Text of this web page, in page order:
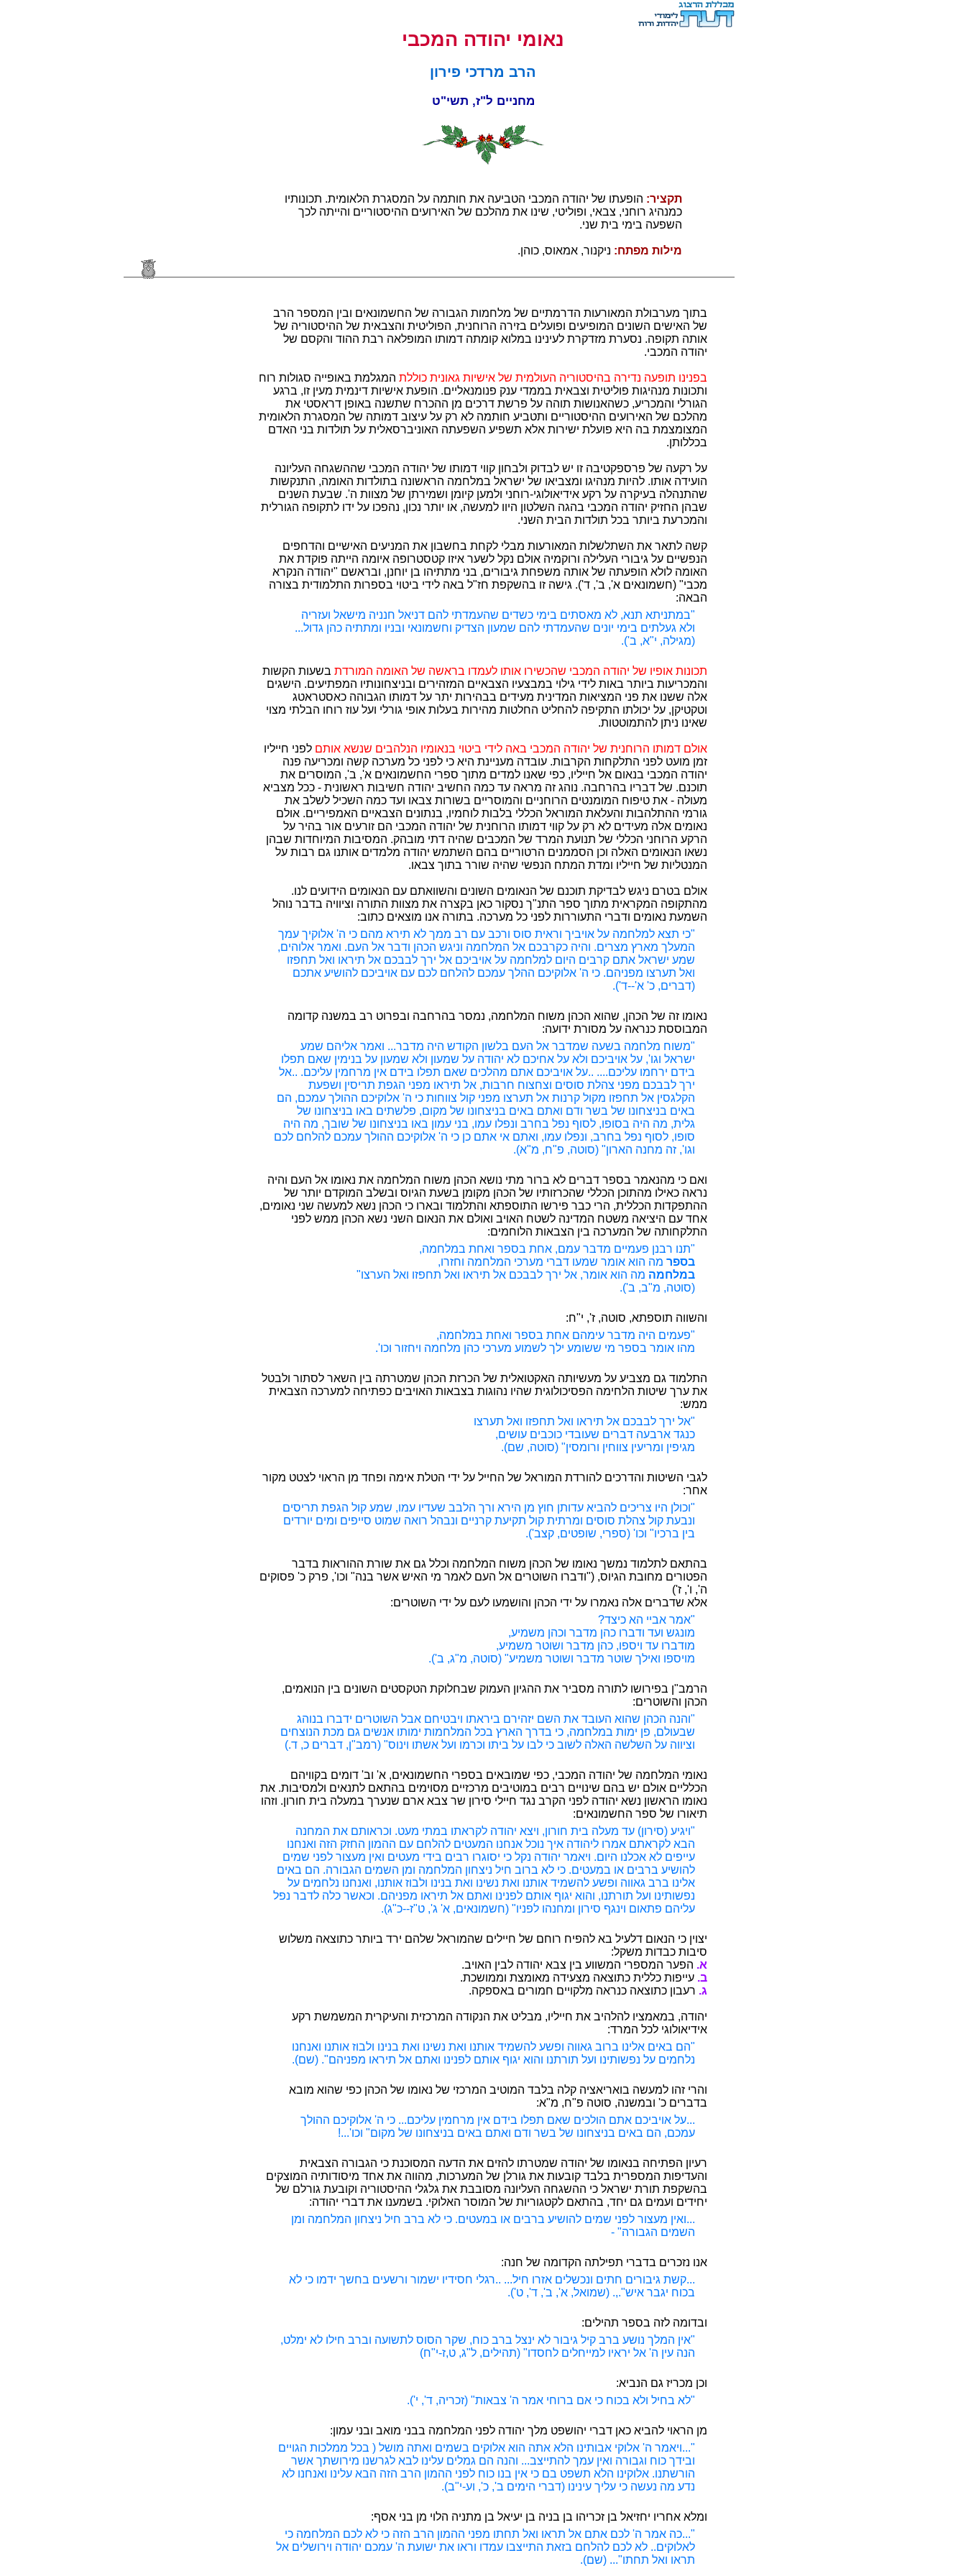
נאומי יהודה המכבי
הרב מרדכי פירון
מחניים ל"ז, תשי"ט
תקציר: הופעתו של יהודה המכבי הטביעה את חותמה על המסגרת הלאומית. תכונותיו
כמנהיג רוחני, צבאי, ופוליטי, שינו את מהלכם של האירועים ההיסטוריים והייתה לכך
השפעה בימי בית שני.
מילות מפתח: ניקנור, אמאוס, כוהן.
בתוך מערבולת המאורעות הדרמתיים של מלחמות הגבורה של החשמונאים ובין המספר הרב
של האישים השונים המופיעים ופועלים בזירה הרוחנית, הפוליטית והצבאית של ההיסטוריה של
אותה תקופה. נסערת מזדקרת לעינינו במלוא קומתה דמותו המופלאה רבת ההוד והקסם של
יהודה המכבי.
בפנינו תופעה נדירה בהיסטוריה העולמית של אישיות גאונית כוללת המגלמת באופייה סגולות רוח
ותכונות מנהיגות פוליטית וצבאית בממדי ענק פנומנאליים. הופעת אישיות דינמית מעין זו, ברגע
הגורלי והמכריע, כשהאנושות תוהה על פרשת דרכים מן ההכרח שתשנה באופן דראסטי את
מהלכם של האירועים ההיסטוריים ותטביע חותמה לא רק על עיצוב דמותה של המסגרת הלאומית
המצומצמת בה היא פועלת ישירות אלא תשפיע השפעתה האוניברסאלית על תולדות בני האדם
בכללותן.
על רקעה של פרספקטיבה זו יש לבדוק ולבחון קווי דמותו של יהודה המכבי שההשגחה העליונה
הועידה אותו. להיות מנהיגו ומצביאו של ישראל במלחמה הראשונה בתולדות האומה, התנקשות
שהתנהלה בעיקרה על רקע אידיאולוגי-רוחני ולמען קיומן ושמירתן של מצוות ה'. שבעת השנים
שבהן החזיק יהודה המכבי בהגה השלטון היוו למעשה, או יותר נכון, נהפכו על ידו לתקופה הגורלית
והמכרעת ביותר בכל תולדות הבית השני.
קשה לתאר את השתלשלות המאורעות מבלי לקחת בחשבון את המניעים האישיים והדחפים
הנפשיים על גיבורי העלילה ורוקמיה אולם נקל לשער איזו קטסטרופה איומה הייתה פוקדת את
האומה לולא הופעתה של אותה משפחת גיבורים, בני מתתיהו בן יוחנן, ובראשם "יהודה הנקרא
מכבי" (חשמונאים א', ב', ד'). גישה זו בהשקפת חז"ל באה לידי ביטוי בספרות התלמודית בצורה
הבאה:
"במתניתא תנא, לא מאסתים בימי כשדים שהעמדתי להם דניאל חנניה מישאל ועזריה
ולא געלתים בימי יונים שהעמדתי להם שמעון הצדיק וחשמונאי ובניו ומתתיה כהן גדול...
(מגילה, י"א, ב').
תכונות אופיו של יהודה המכבי שהכשירו אותו לעמדו בראשה של האומה המורדת בשעות הקשות
והמכריעות ביותר באות לידי גילוי במבצעיו הצבאיים המזהירים ובניצחונותיו המפתיעים. הישגים
אלה ששנו את פני המציאות המדינית מעידים בבהירות יתר על דמותו הגבוהה כאסטראטג
וטקטיקן, על יכולתו התקיפה להחליט החלטות מהירות בעלות אופי גורלי ועל עוז רוחו הבלתי מצוי
שאינו ניתן להתמוטטות.
אולם דמותו הרוחנית של יהודה המכבי באה לידי ביטוי בנאומיו הנלהבים שנשא אותם לפני חייליו
זמן מועט לפני התלקחות הקרבות. עובדה מעניינת היא כי לפני כל מערכה קשה ומכריעה פנה
יהודה המכבי בנאום אל חייליו, כפי שאנו למדים מתוך ספרי החשמונאים א', ב', המוסרים את
תוכנם. של דבריו בהרחבה. נוהג זה מראה עד כמה החשיב יהודה חשיבות ראשונית - ככל מצביא
מעולה - את טיפוח המומנטים הרוחניים והמוסריים בשורות צבאו ועד כמה השכיל לשלב את
גורמי ההתלהבות והעלאת המוראל הכללי בלבות לוחמיו, בנתונים הצבאיים האמפיריים. אולם
נאומים אלה מעידים לא רק על קווי דמותו הרוחנית של יהודה המכבי הם זורעים אור בהיר על
הרקע הרוחני הכללי של תנועת המרד של המכבים שהיה דתי מובהק. המסיבות המיוחדות שבהן
נשאו הנאומים האלה וכן הסממנים הרטוריים בהם השתמש יהודה מלמדים אותנו גם רבות על
המנטליות של חייליו ומדת המתח הנפשי שהיה שורר בתוך צבאו.
אולם בטרם ניגש לבדיקת תוכנם של הנאומים השונים והשוואתם עם הנאומים הידועים לנו.
מהתקופה המקראית מתוך ספר התנ"ך נסקור כאן בקצרה את מצוות התורה וציוויה בדבר נוהל
השמעת נאומים ודברי התעוררות לפני כל מערכה. בתורה אנו מוצאים כתוב:
"כי תצא למלחמה על אויביך וראית סוס ורכב עם רב ממך לא תירא מהם כי ה' אלוקיך עמך
המעלך מארץ מצרים. והיה כקרבכם אל המלחמה וניגש הכהן ודבר אל העם. ואמר אלוהים,
שמע ישראל אתם קרבים היום למלחמה על אויביכם אל ירך לבבכם אל תיראו ואל תחפזו
ואל תערצו מפניהם. כי ה' אלוקיכם ההלך עמכם להלחם לכם עם אויביכם להושיע אתכם
(דברים, כ' א'--ד').
נאומו זה של הכהן, שהוא הכהן משוח המלחמה, נמסר בהרחבה ובפרוט רב במשנה קדומה
המבוססת כנראה על מסורת ידועה:
"משוח מלחמה בשעה שמדבר אל העם בלשון הקודש היה מדבר... ואמר אליהם שמע
ישראל וגו', על אויביכם ולא על אחיכם לא יהודה על שמעון ולא שמעון על בנימין שאם תפלו
בידם ירחמו עליכם.... ..על אויביכם אתם מהלכים שאם תפלו בידם אין מרחמין עליכם. ..אל
ירך לבבכם מפני צהלת סוסים וצחצוח חרבות, אל תיראו מפני הגפת תריסין ושפעת
הקלגסין אל תחפזו מקול קרנות אל תערצו מפני קול צווחות כי ה' אלוקיכם ההולך עמכם, הם
באים בניצחונו של בשר ודם ואתם באים בניצחונו של מקום, פלשתים באו בניצחונו של
גלית, מה היה בסופו, לסוף נפל בחרב ונפלו עמו, בני עמון באו בניצחונו של שובך, מה היה
סופו, לסוף נפל בחרב, ונפלו עמו, ואתם אי אתם כן כי ה' אלוקיכם ההולך עמכם להלחם לכם
וגו', זה מחנה הארון" (סוטה, פ"ח, מ"א).
ואם כי מהנאמר בספר דברים לא ברור מתי נושא הכהן משוח המלחמה את נאומו אל העם והיה
נראה כאילו מהתוכן הכללי שהכרזותיו של הכהן מקומן בשעת הגיוס ובשלב המוקדם יותר של
ההתפקדות הכללית, הרי כבר פירשו התוספתא והתלמוד ובארו כי הכהן נשא למעשה שני נאומים,
אחד עם היציאה משטח המדינה לשטח האויב ואולם את הנאום השני נשא הכהן ממש לפני
התלקחותה של המערכה בין הצבאות הלוחמים:
"תנו רבנן פעמיים מדבר עמם, אחת בספר ואחת במלחמה,
בספר מה הוא אומר שמעו דברי מערכי המלחמה וחזרו,
במלחמה מה הוא אומר, אל ירך לבבכם אל תיראו ואל תחפזו ואל הערצו"
(סוטה, מ"ב, ב').
והשווה תוספתא, סוטה, ז', י"ח:
"פעמים היה מדבר עימהם אחת בספר ואחת במלחמה,
מהו אומר בספר מי ששומע ילך לשמוע מערכי כהן מלחמה ויחזור וכו'.
התלמוד גם מצביע על מעשיותה האקטואלית של הכרזת הכהן שמטרתה בין השאר לסתור ולבטל
את ערך שיטות הלחימה הפסיכולוגית שהיו נהוגות בצבאות האויבים כפתיחה למערכה הצבאית
ממש:
"אל ירך לבבכם אל תיראו ואל תחפזו ואל תערצו
כנגד ארבעה דברים שעובדי כוכבים עושים,
מגיפין ומריעין צווחין ורומסין" (סוטה, שם).
לגבי השיטות והדרכים להורדת המוראל של החייל על ידי הטלת אימה ופחד מן הראוי לצטט מקור
אחר:
"וכולן היו צריכים להביא עדותן חוץ מן הירא ורך הלבב שעדיו עמו, שמע קול הגפת תריסים
ונבעת קול צהלת סוסים ומרתית קול תקיעת קרניים ונבהל רואה שמוט סייפים ומים יורדים
בין ברכיו" וכו' (ספרי, שופטים, קצב').
בהתאם לתלמוד נמשך נאומו של הכהן משוח המלחמה וכלל גם את שורת ההוראות בדבר
הפטורים מחובת הגיוס, ("ודברו השוטרים אל העם לאמר מי האיש אשר בנה" וכו', פרק כ' פסוקים
ה', ו', ז')
אלא שדברים אלה נאמרו על ידי הכהן והושמעו לעם על ידי השוטרים:
"אמר אביי הא כיצד?
מונגש ועד ודברו כהן מדבר וכהן משמיע,
מודברו עד ויספו, כהן מדבר ושוטר משמיע,
מויספו ואילך שוטר מדבר ושוטר משמיע" (סוטה, מ"ג, ב').
הרמב"ן בפירושו לתורה מסביר את ההגיון העמוק שבחלוקת הטקסטים השונים בין הנואמים,
הכהן והשוטרים:
"והנה הכהן שהוא העובד את השם יזהירם ביראתו ויבטיחם אבל השוטרים ידברו בנוהג
שבעולם, פן ימות במלחמה, כי בדרך הארץ בכל המלחמות ימותו אנשים גם מכת הנוצחים
וציווה על השלשה האלה לשוב כי לבו על ביתו וכרמו ועל אשתו וינוס" (רמב"ן, דברים כ, ד.)
נאומי המלחמה של יהודה המכבי, כפי שמובאים בספרי החשמונאים, א' וב' דומים בקוויהם
הכלליים אולם יש בהם שינויים רבים במוטיבים מרכזיים מסוימים בהתאם לתנאים ולמסיבות. את
נאומו הראשון נשא יהודה לפני הקרב נגד חיילי סירון שר צבא ארם שנערך במעלה בית חורון. וזהו
תיאורו של ספר החשמונאים:
"ויגיע (סירון) עד מעלה בית חורון, ויצא יהודה לקראתו במתי מעט. וכראותם את המחנה
הבא לקראתם אמרו ליהודה איך נוכל אנחנו המעטים להלחם עם ההמון החזק הזה ואנחנו
עייפים לא אכלנו היום. ויאמר יהודה נקל כי יסוגרו רבים בידי מעטים ואין מעצור לפני שמים
להושיע ברבים או במעטים. כי לא ברוב חיל ניצחון המלחמה ומן השמים הגבורה. הם באים
אלינו ברב גאווה ופשע להשמיד אותנו ואת נשינו ואת בנינו ולבוז אותנו, ואנחנו נלחמים על
נפשותינו ועל תורתנו, והוא יגוף אותם לפנינו ואתם אל תיראו מפניהם. וכאשר כלה לדבר נפל
עליהם פתאום וינגף סירון ומחנהו לפניו" (חשמונאים, א' ג', ט"ז--כ"ג).
יצוין כי הנאום דלעיל בא להפיח רוחם של חיילים שהמוראל שלהם ירד ביותר כתוצאה משלוש
סיבות כבדות משקל:
א. הפער המספרי המשווע בין צבא יהודה לבין האויב.
ב. עייפות כללית כתוצאה מצעידה מאומצת וממושכת.
ג. רעבון כתוצאה כנראה מלקויים חמורים באספקה.
יהודה, במאמציו להלהיב את חייליו, מבליט את הנקודה המרכזית והעיקרית המשמשת רקע
אידיאולוגי לכל המרד:
"הם באים אלינו ברוב גאווה ופשע להשמיד אותנו ואת נשינו ואת בנינו ולבוז אותנו ואנחנו
נלחמים על נפשותינו ועל תורתנו והוא יגוף אותם לפנינו ואתם אל תיראו מפניהם". (שם).
והרי זהו למעשה בואריאציה קלה בלבד המוטיב המרכזי של נאומו של הכהן כפי שהוא מובא
בדברים כ' ובמשנה, סוטה פ"ח, מ"א:
...על אויביכם אתם הולכים שאם תפלו בידם אין מרחמין עליכם... כי ה' אלוקיכם ההולך
עמכם, הם באים בניצחונו של בשר ודם ואתם באים בניצחונו של מקום" וכו'...!
רעיון הפתיחה בנאומו של יהודה שמטרתו להזים את הדעה המסוכנת כי הגבורה הצבאית
והעדיפות המספרית בלבד קובעות את גורלן של המערכות, מהווה את אחד מיסודותיה המוצקים
בהשקפת תורת ישראל כי ההשגחה העליונה מסובבת את גלגלי ההיסטוריה וקובעת גורלם של
יחידים ועמים גם יחד, בהתאם לקטגוריות של המוסר האלוקי. בשמענו את דברי יהודה:
...ואין מעצור לפני שמים להושיע ברבים או במעטים. כי לא ברב חיל ניצחון המלחמה ומן
השמים הגבורה" -
אנו נזכרים בדברי תפילתה הקדומה של חנה:
...קשת גיבורים חתים ונכשלים אזרו חיל... ..רגלי חסידיו ישמור ורשעים בחשך ידמו כי לא
בכוח יגבר איש".,. (שמואל, א', ב', ד', ט').
ובדומה לזה בספר תהילים:
"אין המלך נושע ברב קיל גיבור לא ינצל ברב כוח, שקר הסוס לתשועה וברב חילו לא ימלט,
הנה עין ה' אל יראיו למייחלים לחסדו" (תהילים, ל"ג, ט,ז-י"ח)
וכן מכריז גם הנביא:
"לא בחיל ולא בכוח כי אם ברוחי אמר ה' צבאות" (זכריה, ד', י').
מן הראוי להביא כאן דברי יהושפט מלך יהודה לפני המלחמה בבני מואב ובני עמון:
"...ויאמר ה' אלוקי אבותינו הלא אתה הוא אלוקים בשמים ואתה מושל ( בכל ממלכות הגויים
ובידך כוח וגבורה ואין עמך להתייצב... והנה הם גמלים עלינו לבא לגרשנו מירושתך אשר
הורשתנו. אלוקינו הלא תשפט בם כי אין בנו כוח לפני ההמון הרב הזה הבא עלינו ואנחנו לא
נדע מה נעשה כי עליך עינינו (דברי הימים ב', כ', וע-י"ב).
ומלא אחריו יחזיאל בן זכריהו בן בניה בן יעיאל בן מתניה הלוי מן בני אסף:
"...כה אמר ה' לכם אתם אל תראו ואל תחתו מפני ההמון הרב הזה כי לא לכם המלחמה כי
לאלוקים.. לא לכם להלחם בזאת התייצבו עמדו וראו את ישועת ה' עמכם יהודה וירושלים אל
תראו ואל תחתו"... (שם).